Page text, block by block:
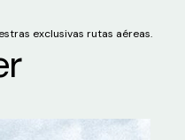
exclusivas rutas aéreas.